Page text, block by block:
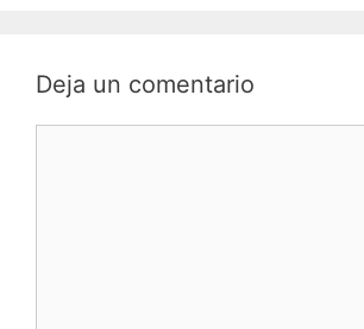
Deja un comentario